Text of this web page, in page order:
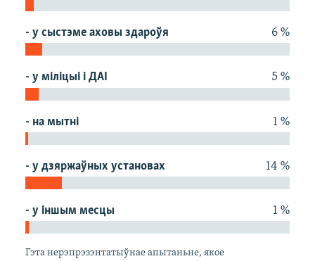
- у сыстэме аховы здароўя 6 %
- у міліцыі і ДАІ 5 %
- на мытні 1 %
- у дзяржаўных установах 14 %
- у іншым месцы 1 %
Гэта нерэпрэзэнтатыўнае апытаньне, якое